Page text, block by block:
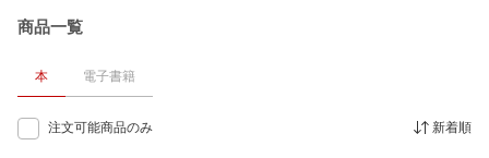
商品一覧
本 電子書籍
注文可能商品のみ 新着順